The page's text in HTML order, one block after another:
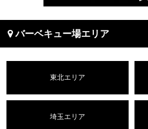
バーベキュー場エリア
東北エリア
埼玉エリア